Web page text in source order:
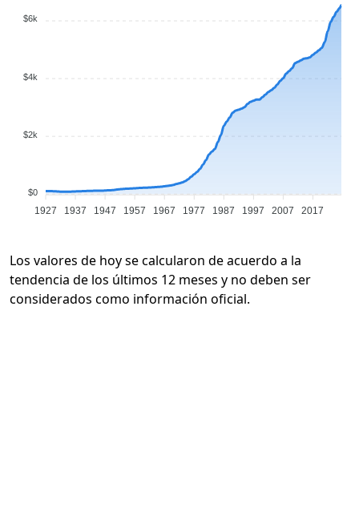
$6k
$4k
$2k
$0
1927 1937 1947 1957 1967 1977 1987 1997 2007 2017
Los valores de hoy se calcularon de acuerdo a la
tendencia de los últimos 12 meses y no deben ser
considerados como información oficial.